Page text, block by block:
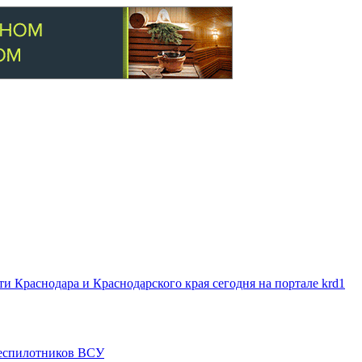
Краснодара и Краснодарского края сегодня на портале krd1
ВСУ